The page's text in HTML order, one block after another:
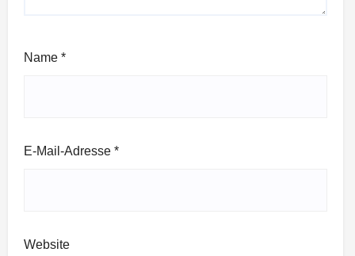
Name *
E-Mail-Adresse *
Website